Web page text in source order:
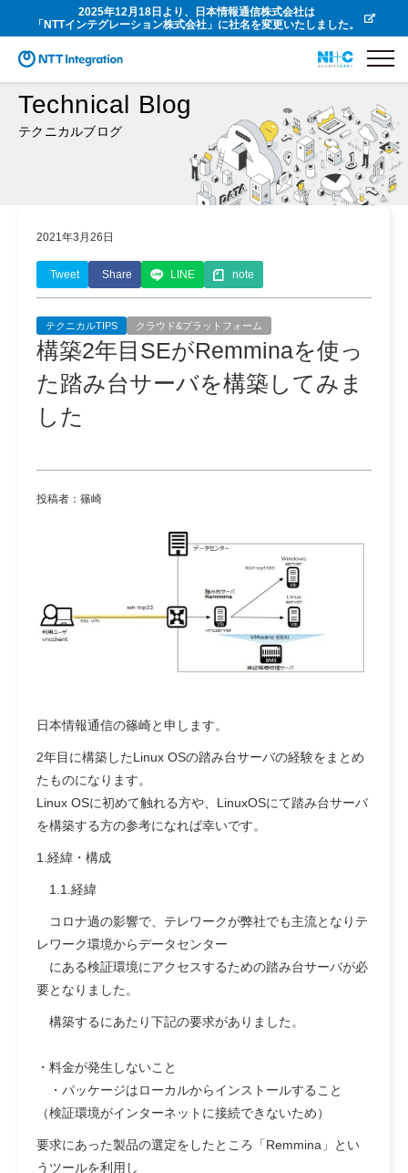
2025年12月18日より、日本情報通信株式会社は
「NTTインテグレーション株式会社」に社名を変更いたしました。
Technical Blog
テクニカルブログ
2021年3月26日
Tweet Share LINE note
テクニカルTIPS クラウド&プラットフォーム
構築2年目SEがRemminaを使っ
た踏み台サーバを構築してみま
した
投稿者：篠崎
日本情報通信の篠崎と申します。
2年目に構築したLinux OSの踏み台サーバの経験をまとめ
たものになります。
Linux OSに初めて触れる方や、LinuxOSにて踏み台サーバ
を構築する方の参考になれば幸いです。
1.経緯・構成
1.1.経緯
コロナ過の影響で、テレワークが弊社でも主流となりテ
レワーク環境からデータセンター
にある検証環境にアクセスするための踏み台サーバが必
要となりました。
構築するにあたり下記の要求がありました。
・料金が発生しないこと
・パッケージはローカルからインストールすること
（検証環境がインターネットに接続できないため）
要求にあった製品の選定をしたところ「Remmina」とい
うツールを利用し